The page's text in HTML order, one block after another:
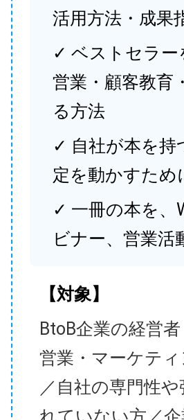
活用方法・成果
✓ ベストセラー
営業・顧客教育
る方法
✓ 自社が本を持
定を動かすた
✓ 一冊の本を、
ビナー、営業活
【対象】
BtoB企業の経営
営業・マーケテ
／自社の専門性